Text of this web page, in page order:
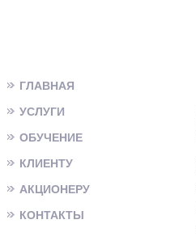
ГЛАВНАЯ
УСЛУГИ
ОБУЧЕНИЕ
КЛИЕНТУ
АКЦИОНЕРУ
КОНТАКТЫ